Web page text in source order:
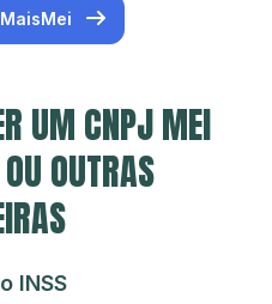
UM CNPJ MEI
OUTRAS
INSS